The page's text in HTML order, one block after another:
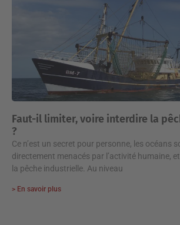
Faut-il limiter, voire interdire la
?
Ce n’est un secret pour personne, les océans
directement menacés par l’activité humaine,
la pêche industrielle. Au niveau
> En savoir plus